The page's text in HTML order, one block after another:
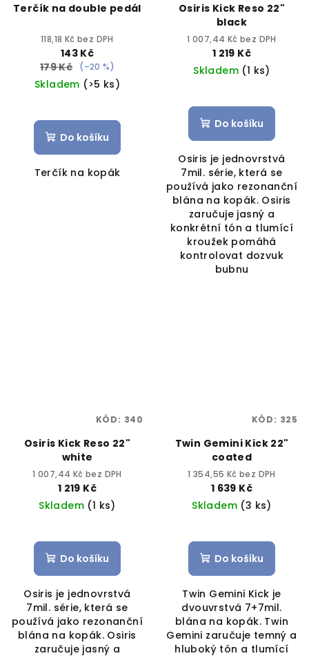
Terčík na double pedál
118,18 Kč bez DPH
143 Kč
179 Kč
(–20 %)
Skladem (>5 ks)
Do košíku
Terčík na kopák
Osiris Kick Reso 22"
black
1 007,44 Kč bez DPH
1 219 Kč
Skladem (1 ks)
Do košíku
Osiris je jednovrstvá
7mil. série, která se
používá jako rezonanční
blána na kopák. Osiris
zaručuje jasný a
konkrétní tón a tlumící
kroužek pomáhá
kontrolovat dozvuk
bubnu
Osiris Kick Reso 22"
white
1 007,44 Kč bez DPH
1 219 Kč
Skladem (1 ks)
Do košíku
Osiris je jednovrstvá
7mil. série, která se
používá jako rezonanční
blána na kopák. Osiris
zaručuje jasný a
KÓD: 340
Twin Gemini Kick 22"
coated
1 354,55 Kč bez DPH
1 639 Kč
Skladem (3 ks)
Do košíku
Twin Gemini Kick je
dvouvrstvá 7+7mil.
blána na kopák. Twin
Gemini zaručuje temný a
hluboký tón a tlumící
KÓD: 325